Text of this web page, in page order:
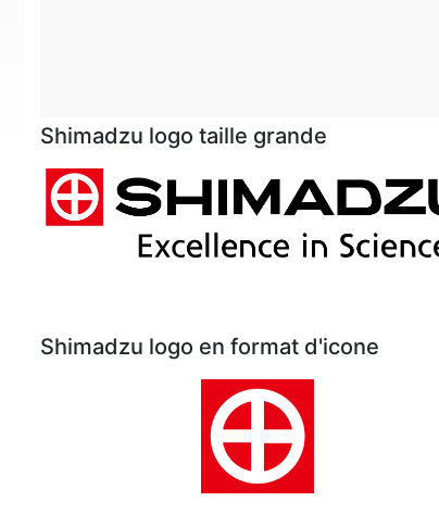
Shimadzu logo taille grande
Shimadzu logo en format d'icone